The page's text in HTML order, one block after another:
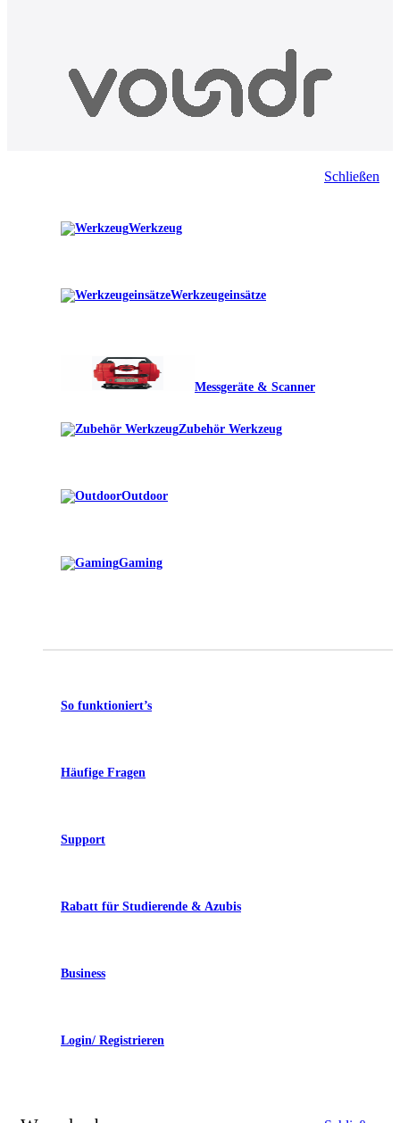
Schließen
Werkzeug
Werkzeugeinsätze
Messgeräte & Scanner
Zubehör Werkzeug
Outdoor
Gaming
So funktioniert’s
Häufige Fragen
Support
Rabatt für Studierende & Azubis
Business
Login/ Registrieren